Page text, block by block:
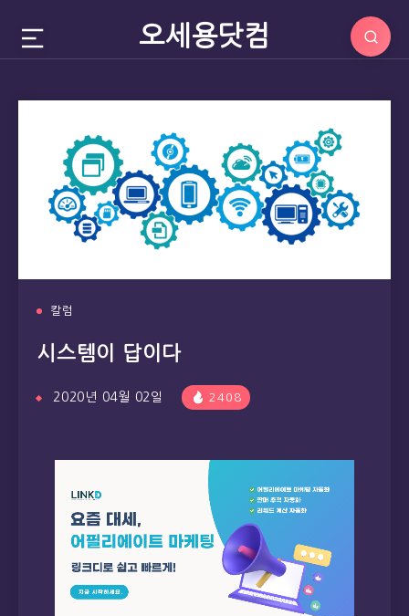
오세용닷컴
칼럼
시스템이 답이다
2020년 04월 02일 2408